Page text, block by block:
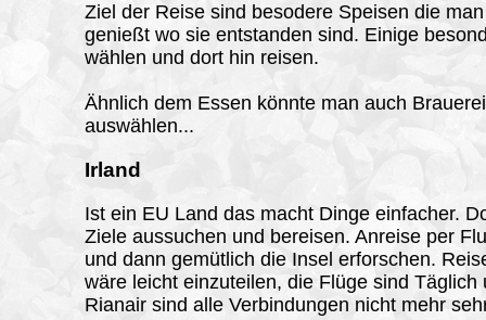
Ziel der Reise sind besodere Speisen die
genießt wo sie entstanden sind. Einige
wählen und dort hin reisen.
Ähnlich dem Essen könnte man auch
auswählen...
Irland
Ist ein EU Land das macht Dinge einfacher.
Ziele aussuchen und bereisen. Anreise per
und dann gemütlich die Insel erforschen.
wäre leicht einzuteilen, die Flüge sind Täglich
Rianair sind alle Verbindungen nicht mehr